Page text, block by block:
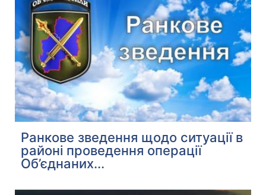
Ранкове зведення щодо ситуації в
районі проведення операції
Об’єднаних...